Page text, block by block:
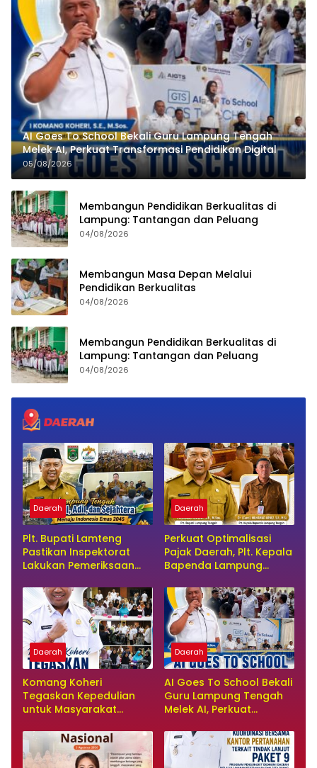
AI Goes To School Bekali Guru Lampung Tengah
Melek AI, Perkuat Transformasi Pendidikan Digital
05/08/2026
Membangun Pendidikan Berkualitas di
Lampung: Tantangan dan Peluang
04/08/2026
Membangun Masa Depan Melalui
Pendidikan Berkualitas
04/08/2026
Membangun Pendidikan Berkualitas di
Lampung: Tantangan dan Peluang
04/08/2026
Daerah
Plt. Bupati Lamteng
Pastikan Inspektorat
Lakukan Pemeriksaan
Kepala Kampung
Daerah
Perkuat Optimalisasi
Pajak Daerah, Plt. Kepala
Bapenda Lampung
Pengelola Tingkatkan
Inovasi dan Efektivitas
Kinerja
Daerah
Komang Koheri
Tegaskan Kepedulian
untuk Masyarakat
Penyaluran Bantuan
Disabilitas
Daerah
AI Goes To School Bekali
Guru Lampung Tengah
Melek AI, Perkuat
Digital